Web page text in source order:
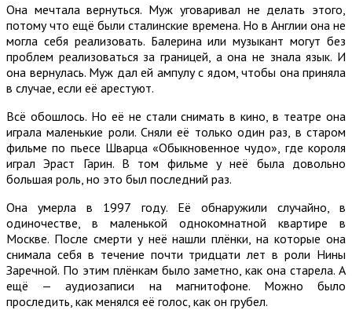
Она мечтала вернуться. Муж уговаривал не делать этого,
потому что ещё были сталинские времена. Но в Англии она не
могла себя реализовать. Балерина или музыкант могут без
проблем реализоваться за границей, а она не знала язык. И
она вернулась. Муж дал ей ампулу с ядом, чтобы она приняла
в случае, если её арестуют.
Всё обошлось. Но её не стали снимать в кино, в театре она
играла маленькие роли. Сняли её только один раз, в старом
фильме по пьесе Шварца «Обыкновенное чудо», где короля
играл Эраст Гарин. В том фильме у неё была довольно
большая роль, но это был последний раз.
Она умерла в 1997 году. Её обнаружили случайно, в
одиночестве, в маленькой однокомнатной квартире в
Москве. После смерти у неё нашли плёнки, на которые она
снимала себя в течение почти тридцати лет в роли Нины
Заречной. По этим плёнкам было заметно, как она старела. А
ещё — аудиозаписи на магнитофоне. Можно было
проследить, как менялся её голос, как он грубел.